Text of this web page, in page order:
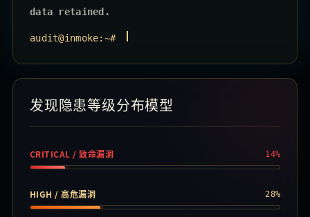
data retained.
audit@inmoke:~#
发现隐患等级分布模型
CRITICAL / 致命漏洞 14%
HIGH / 高危漏洞 28%